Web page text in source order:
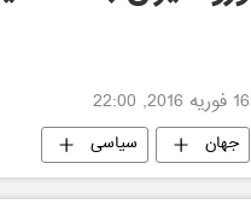
16 فوریه 2016, 22:00
جهان سیاسی